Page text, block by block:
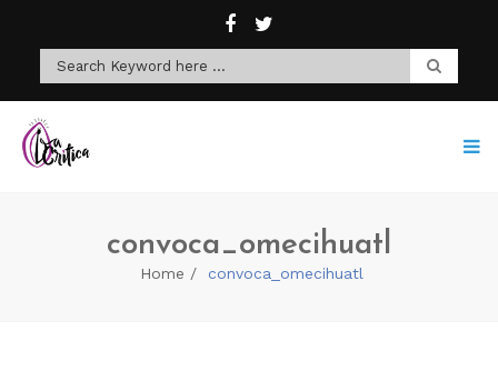
convoca_omecihuatl
Home convoca_omecihuatl